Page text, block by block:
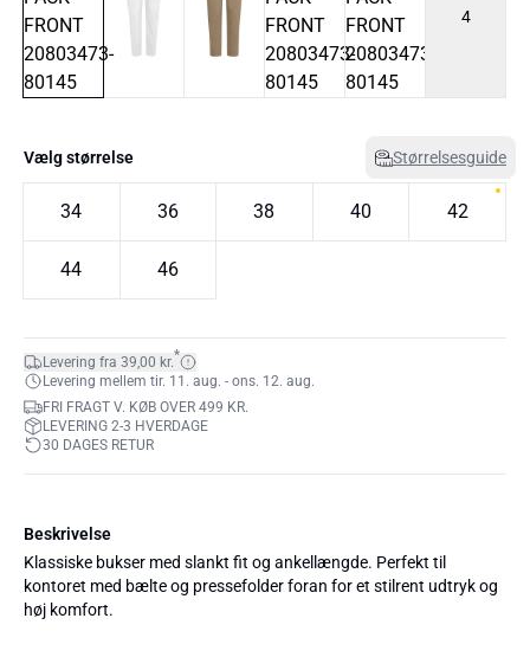
4
Vælg størrelse Størrelsesguide
34 36 38 40 42
44 46
Levering fra 39,00 kr.*
Levering mellem tir. 11. aug. - ons. 12. aug.
FRI FRAGT V. KØB OVER 499 KR.
LEVERING 2-3 HVERDAGE
30 DAGES RETUR
Beskrivelse
Klassiske bukser med slankt fit og ankellængde. Perfekt til
kontoret med bælte og pressefolder foran for et stilrent udtryk og
høj komfort.